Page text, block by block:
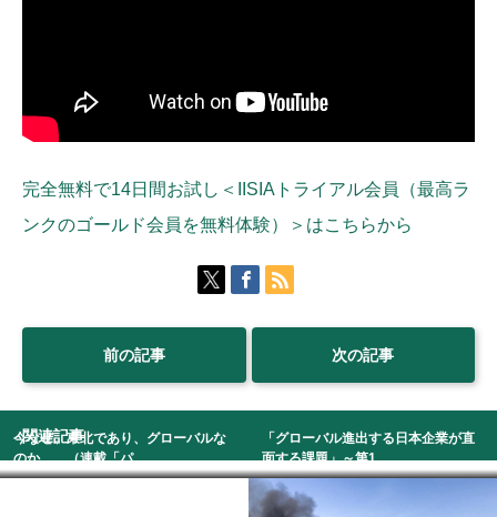
完全無料で14日間お試し＜IISIAトライアル会員（最高ラ
ンクのゴールド会員を無料体験）＞はこちらから
前の記事 次の記事
関連記事
今なぜ、東北であり、グローバルな
のか。 （連載「パ...
「グローバル進出する日本企業が直
面する課題」～第1...